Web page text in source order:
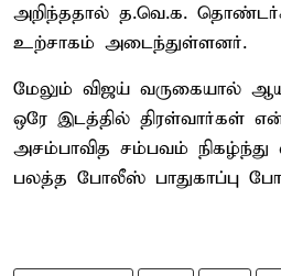
அறிந்ததால் த.வெ.க.
உற்சாகம் அடைந்துள்ளனர்.
மேலும் விஜய் வருகையால்
ஒரே இடத்தில் திரள்வார்கள்
அசம்பாவித சம்பவம் நிகழ்ந்து
பலத்த போலீஸ் பாதுகாப்பு